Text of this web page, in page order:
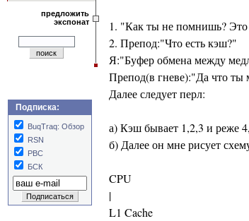
предложить
экспонат
Подписка:
BuqTraq: Обзор
RSN
РВС
БСК
1. "Как ты не помнишь? Это
2. Препод:"Что есть кэш?"
Я:"Буфер обмена между
Препод(в гневе):"Да что ты
Далее следует перл:
а) Кэш бывает 1,2,3 и реже
б) Далее он мне рисует
CPU
|
L1 Cache